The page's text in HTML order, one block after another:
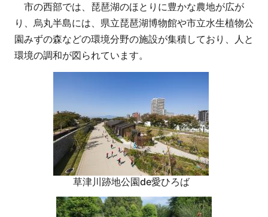
市の西部では、琵琶湖のほとりに豊かな農地が広が
り、烏丸半島には、県立琵琶湖博物館や市立水生植物公
園みずの森などの環境分野の施設が集積しており、人と
環境の調和が図られています。
草津川跡地公園de愛ひろば